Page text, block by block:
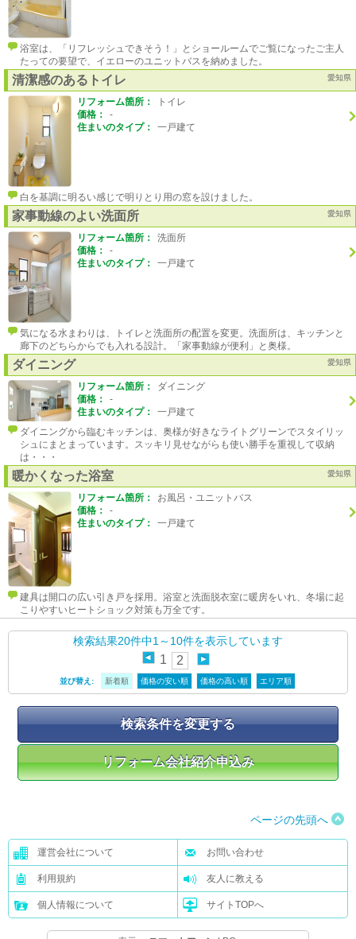
浴室は、「リフレッシュできそう！」とショールームでご覧になったご主人
たっての要望で、イエローのユニットバスを納めました。
清潔感のあるトイレ 愛知県
リフォーム箇所：
トイレ
価格：
-
住まいのタイプ：
一戸建て
白を基調に明るい感じで明りとり用の窓を設けました。
家事動線のよい洗面所 愛知県
リフォーム箇所：
洗面所
価格：
-
住まいのタイプ：
一戸建て
気になる水まわりは、トイレと洗面所の配置を変更。洗面所は、キッチンと
廊下のどちらからでも入れる設計。「家事動線が便利」と奥様。
ダイニング 愛知県
リフォーム箇所：
ダイニング
価格：
-
住まいのタイプ：
一戸建て
ダイニングから臨むキッチンは、奥様が好きなライトグリーンでスタイリッ
シュにまとまっています。スッキリ見せながらも使い勝手を重視して収納
は・・・
暖かくなった浴室 愛知県
リフォーム箇所：
お風呂・ユニットバス
価格：
-
住まいのタイプ：
一戸建て
建具は開口の広い引き戸を採用。浴室と洗面脱衣室に暖房をいれ、冬場に起
こりやすいヒートショック対策も万全です。
検索結果20件中1～10件を表示しています
1 2
並び替え: 新着順 価格の安い順 価格の高い順 エリア順
ページの先頭へ
運営会社について お問い合わせ
利用規約 友人に教える
個人情報について サイトTOPへ